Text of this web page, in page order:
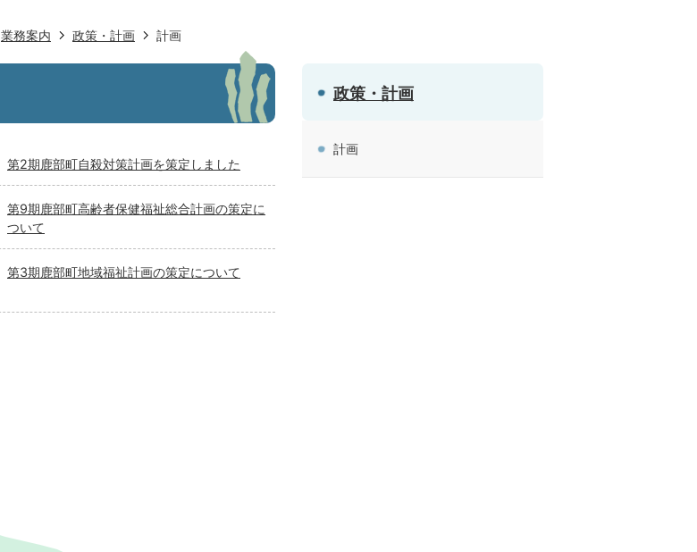
業務案内 政策・計画 計画
第2期鹿部町自殺対策計画を策定しました
第9期鹿部町高齢者保健福祉総合計画の策定に
ついて
第3期鹿部町地域福祉計画の策定について
政策・計画
計画